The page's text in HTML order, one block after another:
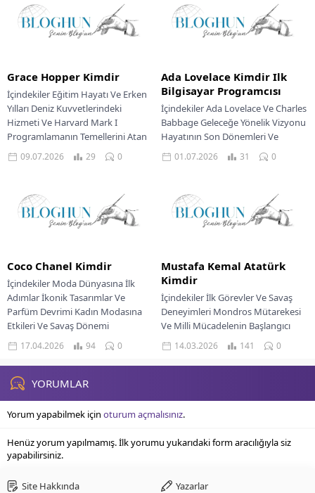
Grace Hopper Kimdir
İçindekiler Eğitim Hayatı Ve Erken
Yılları Deniz Kuvvetlerindeki
Hizmeti Ve Harvard Mark I
Programlamanın Temellerini Atan
Çalışmalar Ticari Bilgisayarlara
Geçiş...
09.07.2026 29 0
Ada Lovelace Kimdir Ilk
Bilgisayar Programcısı
İçindekiler Ada Lovelace Ve Charles
Babbage Geleceğe Yönelik Vizyonu
Hayatının Son Dönemleri Ve
Ölümü Modern Bilime Mirası Ve
Tanınması Augusta...
01.07.2026 31 0
Coco Chanel Kimdir
İçindekiler Moda Dünyasına İlk
Adımlar İkonik Tasarımlar Ve
Parfüm Devrimi Kadın Modasına
Etkileri Ve Savaş Dönemi
Muhteşem Geri Dönüş Ve...
17.04.2026 94 0
Mustafa Kemal Atatürk
Kimdir
İçindekiler İlk Görevler Ve Savaş
Deneyimleri Mondros Mütarekesi
Ve Milli Mücadelenin Başlangıcı
Milli Mücadelenin Örgütlenme
Süreci Kurtuluş Savaşı Ve
Cumhuriyetin...
14.03.2026 141 0
YORUMLAR
Yorum yapabilmek için oturum açmalısınız.
Henüz yorum yapılmamış. İlk yorumu yukarıdaki form aracılığıyla siz
yapabilirsiniz.
Site Hakkında Yazarlar